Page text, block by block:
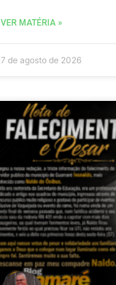
VER MATÉRIA »
7 de agosto de 2026